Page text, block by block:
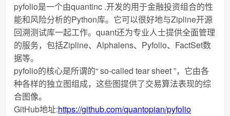
pyfolio是一个由quantinc .开发的用于金融投资组合的性
能和风险分析的Python库。它可以很好地与Zipline开源
回溯测试库一起工作。quant还为专业人士提供全面管理
的服务，包括Zipline、Alphalens、Pyfolio、FactSet数
据等。
pyfolio的核心是所谓的“ so-called tear sheet ”，它由各
种各样的独立图组成，这些图提供了交易算法表现的综
合图像。
GitHub地址:https://github.com/quantopian/pyfolio